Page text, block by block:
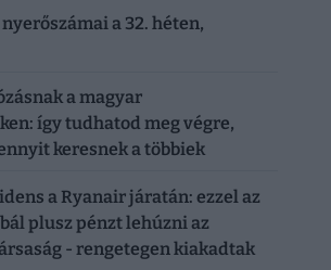
a 32. héten,
a magyar
így tudhatod meg végre,
keresnek a többiek
a Ryanair járatán: ezzel az
plusz pénzt lehúzni az
- rengetegen kiakadtak